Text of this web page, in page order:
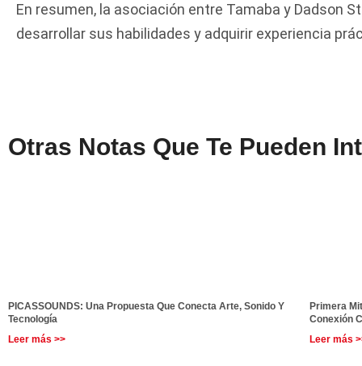
En resumen, la asociación entre Tamaba y Dadson
desarrollar sus habilidades y adquirir experiencia
Otras Notas Que Te Pueden
PICASSOUNDS: Una Propuesta Que Conecta Arte, Sonido Y
Tecnología
Leer más >>
Primera
Conexión
Leer más